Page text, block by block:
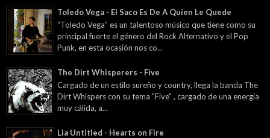
Toledo Vega - El Saco Es De A Quien Le Quede
“Toledo Vega” es un talentoso músico que tiene como su
principal fuerte el género del Rock Alternativo y el Pop
Punk, en esta ocasión nos co...
The Dirt Whisperers - Five
Cargado de un estilo sureño y country, llega la banda The
Dirt Whispers con su tema "Five" , cargado de una energía
muy cálida, a...
Lia Untitled - Hearts on Fire